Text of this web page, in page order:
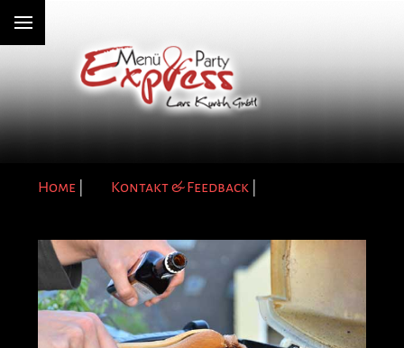
Home Kontakt & Feedback